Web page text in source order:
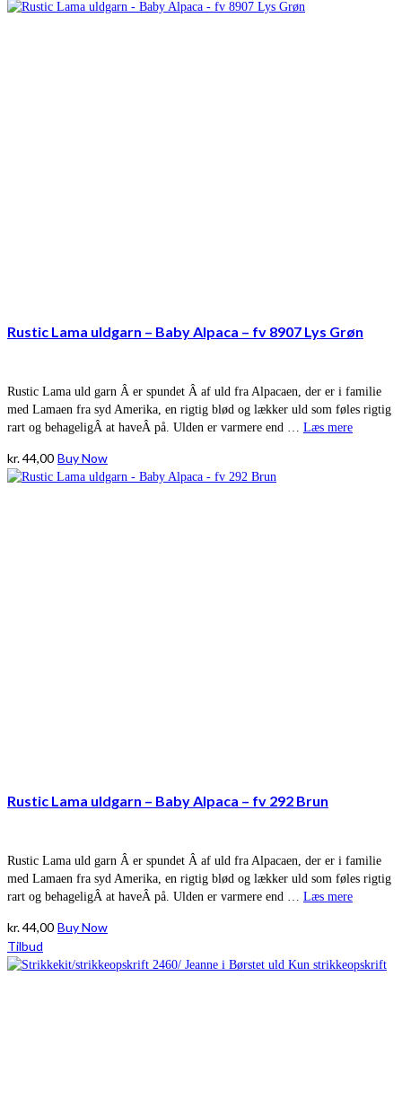
Rustic Lama uldgarn – Baby Alpaca – fv 8907 Lys Grøn
Rustic Lama uld garn Â er spundet Â af uld fra Alpacaen, der er i familie
med Lamaen fra syd Amerika, en rigtig blød og lækker uld som føles rigtig
rart og behageligÂ at haveÂ på. Ulden er varmere end … Læs mere
kr.44,00 Buy Now
Rustic Lama uldgarn – Baby Alpaca – fv 292 Brun
Rustic Lama uld garn Â er spundet Â af uld fra Alpacaen, der er i familie
med Lamaen fra syd Amerika, en rigtig blød og lækker uld som føles rigtig
rart og behageligÂ at haveÂ på. Ulden er varmere end … Læs mere
kr.44,00 Buy Now
Tilbud